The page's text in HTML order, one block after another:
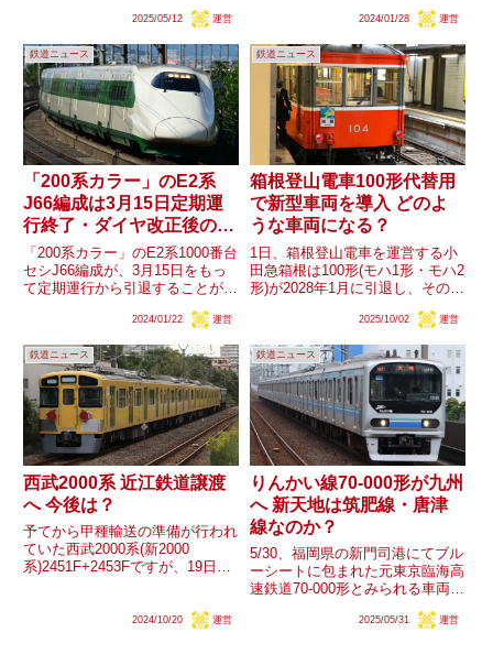
番から形式は「7000系」になる
9020系の形式・車...
2025/05/12 運営
の10号車となることが見込まれ
うなるでしょうか。
2024/01/28 運営
鉄道ニュース
「200系カラー」のE2系
J66編成は3月15日定期運
行終了・ダイヤ改正後の
E2系の動向は？
「200系カラー」のE2系1000番台
セシJ66編成が、3月15日をもっ
て定期運行から引退することが発
系との併結対応改造が完了し、
退く予定です。ダイヤ改正でE2
系の運用数や今後...
2024/01/22 運営
鉄道ニュース
箱根登山電車100形代替用
で新型車両を導入 どのよ
うな車両になる？
1日、箱根登山電車を運営する小
田急箱根は100形(モハ1形・モハ2
形)が2028年1月に引退し、その後
した。新型車両の詳細は現時点で
車両となるのでしょうか？
2025/10/02 運営
鉄道ニュース
西武2000系 近江鉄道譲渡
へ 今後は？
予てから甲種輸送の準備が行われ
ていた西武2000系(新2000
系)2451F+2453Fですが、19日よ
なっており、近江鉄道への譲渡が
2024/10/20 運営
鉄道ニュース
りんかい線70-000形が九州
へ 新天地は筑肥線・唐津
線なのか？
5/30、福岡県の新門司港にてブル
ーシートに包まれた元東京臨海高
速鉄道70-000形とみられる車両が
の小倉総合車両センターへ向かっ
2025/05/31 運営